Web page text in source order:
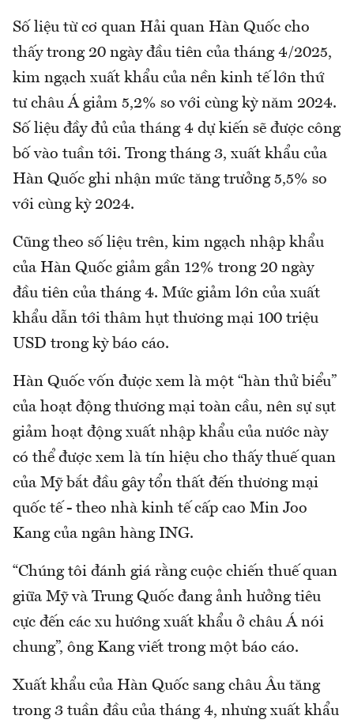
Số liệu từ cơ quan Hải quan Hàn Quốc cho
thấy trong 20 ngày đầu tiên của tháng 4/2025,
kim ngạch xuất khẩu của nền kinh tế lớn thứ
tư châu Á giảm 5,2% so với cùng kỳ năm 2024.
Số liệu đầy đủ của tháng 4 dự kiến sẽ được công
bố vào tuần tới. Trong tháng 3, xuất khẩu của
Hàn Quốc ghi nhận mức tăng trưởng 5,5% so
với cùng kỳ 2024.
Cũng theo số liệu trên, kim ngạch nhập khẩu
của Hàn Quốc giảm gần 12% trong 20 ngày
đầu tiên của tháng 4. Mức giảm lớn của xuất
khẩu dẫn tới thâm hụt thương mại 100 triệu
USD trong kỳ báo cáo.
Hàn Quốc vốn được xem là một “hàn thử biểu”
của hoạt động thương mại toàn cầu, nên sự sụt
giảm hoạt động xuất nhập khẩu của nước này
có thể được xem là tín hiệu cho thấy thuế quan
của Mỹ bắt đầu gây tổn thất đến thương mại
quốc tế - theo nhà kinh tế cấp cao Min Joo
Kang của ngân hàng ING.
“Chúng tôi đánh giá rằng cuộc chiến thuế quan
giữa Mỹ và Trung Quốc đang ảnh hưởng tiêu
cực đến các xu hướng xuất khẩu ở châu Á nói
chung”, ông Kang viết trong một báo cáo.
Xuất khẩu của Hàn Quốc sang châu Âu tăng
trong 3 tuần đầu của tháng 4, nhưng xuất khẩu